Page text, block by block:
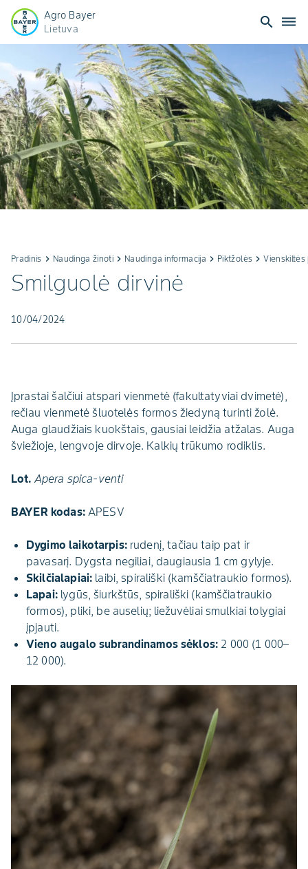
Agro Bayer
Lietuva
search dehaze
Pradinis keyboard_arrow_right Naudinga žinoti keyboard_arrow_right Naudinga informacija keyboard_arrow_right Piktžolės keyboard_arrow_right
Smilguolė dirvinė
10/04/2024
Įprastai šalčiui atspari vienmetė (fakultatyviai dvimetė),
rečiau vienmetė šluotelės formos žiedyną turinti žolė.
Auga glaudžiais kuokštais, gausiai leidžia atžalas. Auga
šviežioje, lengvoje dirvoje. Kalkių trūkumo rodiklis.
Lot. Apera spica-venti
BAYER kodas:APESV
Dygimo laikotarpis:rudenį, tačiau taip pat ir
pavasarį. Dygsta negiliai, daugiausia 1 cm gylyje.
Skilčialapiai: laibi, spirališki (kamščiatraukio formos).
Lapai:lygūs, šiurkštūs, spirališki (kamščiatraukio
formos), pliki, be auselių; liežuvėliai smulkiai tolygiai
įpjauti.
Vieno augalo subrandinamos sėklos: 2 000 (1 000–
12 000).